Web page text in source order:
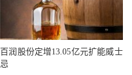
百润股份定增13.05亿元扩能威士
忌